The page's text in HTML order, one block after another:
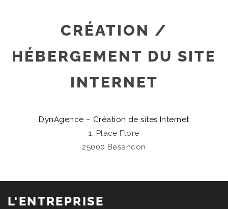
CRÉATION /
HÉBERGEMENT DU SITE
INTERNET
DynAgence – Création de sites Internet
1, Place Flore
25000 Besancon
L'ENTREPRISE